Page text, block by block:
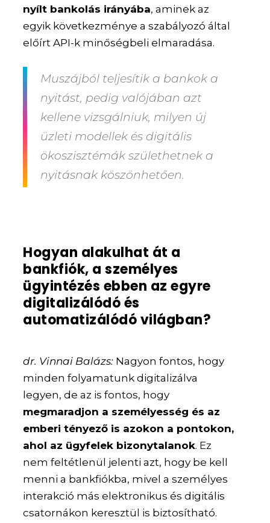
nyílt bankolás irányába, aminek az
egyik következménye a szabályozó által
előírt API-k minőségbeli elmaradása.
Muszájból teljesítik a bankok a
nyitást, pedig valójában azt
kellene vizsgálniuk, milyen új
üzleti modellek és digitális
ökoszisztémák születhetnek a
nyitásnak köszönhetően.
Hogyan alakulhat át a
bankfiók, a személyes
ügyintézés ebben az egyre
digitalizálódó és
automatizálódó világban?
dr. Vinnai Balázs: Nagyon fontos, hogy
minden folyamatunk digitalizálva
legyen, de az is fontos, hogy
megmaradjon a személyesség és az
emberi tényező is azokon a pontokon,
ahol az ügyfelek bizonytalanok. Ez
nem feltétlenül jelenti azt, hogy be kell
menni a bankfiókba, mivel a személyes
interakció más elektronikus és digitális
csatornákon keresztül is biztosítható.